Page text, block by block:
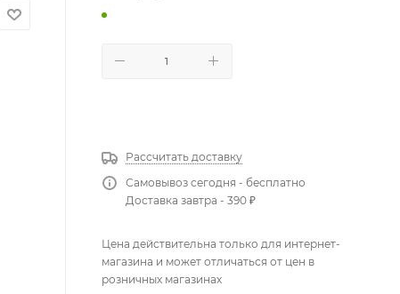
Рассчитать доставку
Самовывоз сегодня - бесплатно
Доставка завтра - 390 ₽
Цена действительна только для интернет-
магазина и может отличаться от цен в
розничных магазинах